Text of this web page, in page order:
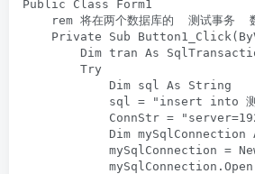
Public Class Form1
rem 将在两个数据库的  测试事务
Private Sub
Dim tran As
Try
Dim sql As String
sql = "insert into 测试事
ConnStr =
Dim mySqlConnection As
mySqlConnection = New